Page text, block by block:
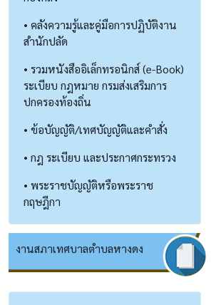
• คลังความรู้และคู่มือการปฏิบัติงาน
สำนักปลัด
• รวมหนังสืออิเล็กทรอนิกส์ (e-Book)
ระเบียบ กฎหมาย กรมส่งเสริมการ
ปกครองท้องถิ่น
• ข้อบัญญัติ/เทศบัญญัติและคำสั่ง
• กฎ ระเบียบ และประกาศกระทรวง
• พระราชบัญญัติหรือพระราช
กฤษฎีกา
งานสภาเทศบาลตำบลหางดง